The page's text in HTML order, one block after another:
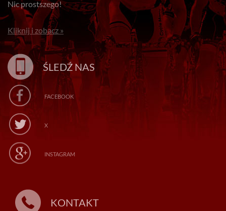
Nic prostszego!
Kliknij i zobacz »
ŚLEDŹ NAS
FACEBOOK
X
INSTAGRAM
KONTAKT